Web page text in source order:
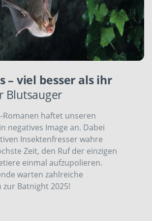
– viel besser als ihr
Blutsauger
Romanen haftet unseren
negatives Image an. Dabei
Insektenfresser wahre
Zeit, den Ruf der einzigen
einmal aufzupolieren.
warten zahlreiche
Batnight 2025!